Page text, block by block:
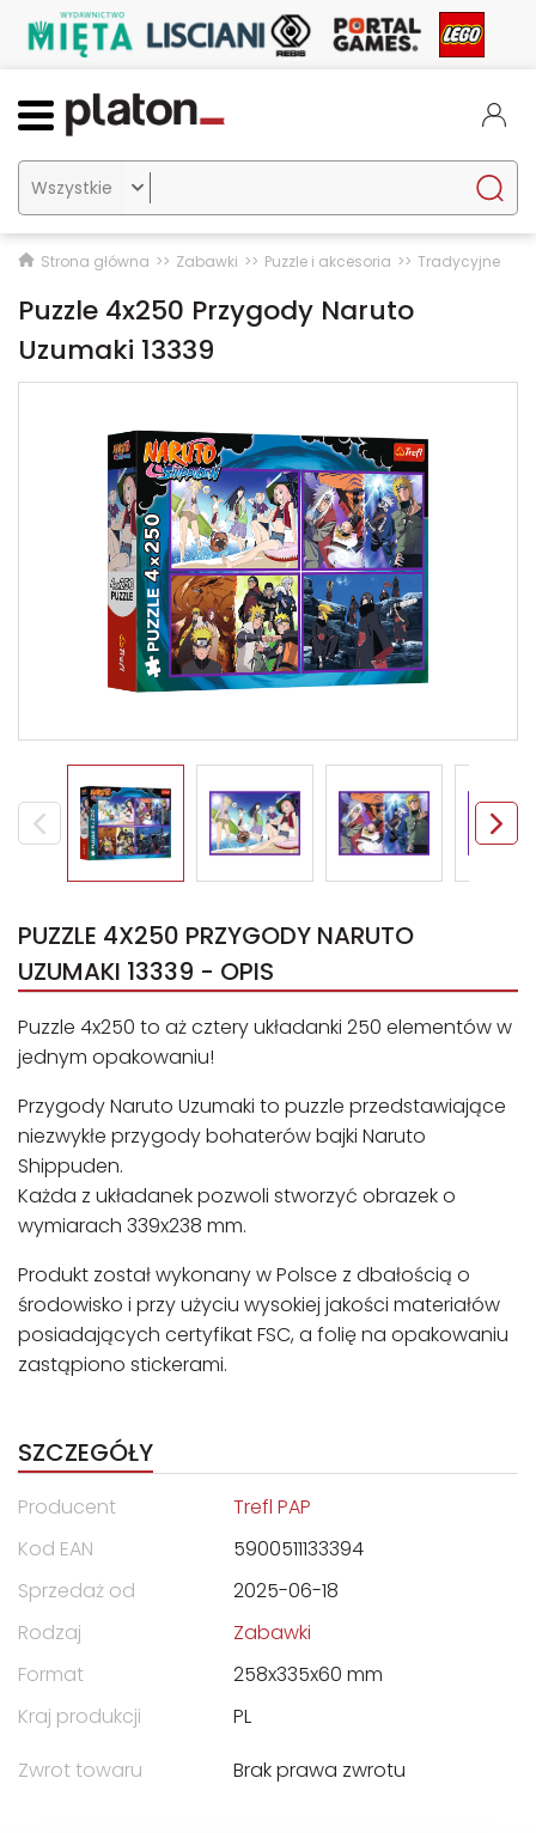

Strona główna Zabawki Puzzle i akcesoria Tradycyjne
Puzzle 4x250 Przygody Naruto
Uzumaki 13339
PUZZLE 4X250 PRZYGODY NARUTO
UZUMAKI 13339 - OPIS
Puzzle 4x250 to aż cztery układanki 250 elementów w
jednym opakowaniu!
Przygody Naruto Uzumaki to puzzle przedstawiające
niezwykłe przygody bohaterów bajki Naruto
Shippuden.
Każda z układanek pozwoli stworzyć obrazek o
wymiarach 339x238 mm.
Produkt został wykonany w Polsce z dbałością o
środowisko i przy użyciu wysokiej jakości materiałów
posiadających certyfikat FSC, a folię na opakowaniu
zastąpiono stickerami.
SZCZEGÓŁY
Producent
Trefl PAP
Kod EAN
5900511133394
Sprzedaż od
2025-06-18
Rodzaj
Zabawki
Format
258x335x60 mm
Kraj produkcji
PL
Zwrot towaru
Brak prawa zwrotu